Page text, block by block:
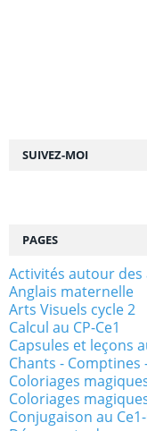
SUIVEZ-MOI
PAGES
Activités autour des
Anglais maternelle
Arts Visuels cycle 2
Calcul au CP-Ce1
Capsules et leçons
Chants - Comptines
Coloriages
Coloriages
Conjugaison au